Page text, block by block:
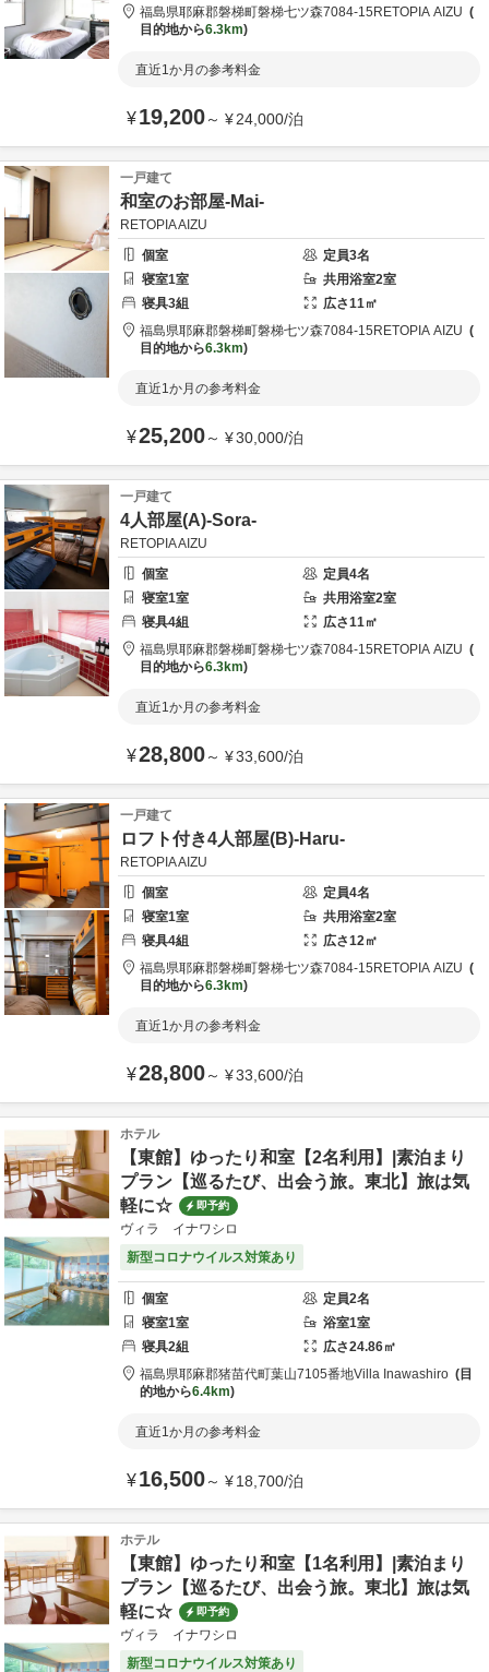
福島県耶麻郡磐梯町磐梯七ツ森7084-15 RETOPIA AIZU
目的地から6.3km
直近1か月の参考料金
¥19,200～ ¥24,000/泊
一戸建て
和室のお部屋-Mai-
RETOPIA AIZU
個室
定員3名
寝室1室 共用浴室2室
寝具3組 広さ11㎡
福島県耶麻郡磐梯町磐梯七ツ森7084-15 RETOPIA AIZU
目的地から6.3km
直近1か月の参考料金
¥25,200～ ¥30,000/泊
一戸建て
4人部屋(A)-Sora-
RETOPIA AIZU
個室
定員4名
寝室1室 共用浴室2室
寝具4組 広さ11㎡
福島県耶麻郡磐梯町磐梯七ツ森7084-15 RETOPIA AIZU
目的地から6.3km
直近1か月の参考料金
¥28,800～ ¥33,600/泊
一戸建て
ロフト付き4人部屋(B)-Haru-
RETOPIA AIZU
個室
定員4名
寝室1室 共用浴室2室
寝具4組 広さ12㎡
福島県耶麻郡磐梯町磐梯七ツ森7084-15 RETOPIA AIZU
目的地から6.3km
直近1か月の参考料金
¥28,800～ ¥33,600/泊
ホテル
【東館】ゆったり和室【2名利用】|素泊まり
プラン【巡るたび、出会う旅。東北】旅は気
軽に☆
即予約
ヴィラ イナワシロ
新型コロナウイルス対策あり
個室 定員2名
寝室1室 浴室1室
寝具2組 広さ24.86㎡
福島県耶麻郡猪苗代町葉山7105番地Villa Inawashiro
目
的地から6.4km
直近1か月の参考料金
¥16,500～ ¥18,700/泊
ホテル
【東館】ゆったり和室【1名利用】|素泊まり
プラン【巡るたび、出会う旅。東北】旅は気
軽に☆
即予約
ヴィラ イナワシロ
新型コロナウイルス対策あり